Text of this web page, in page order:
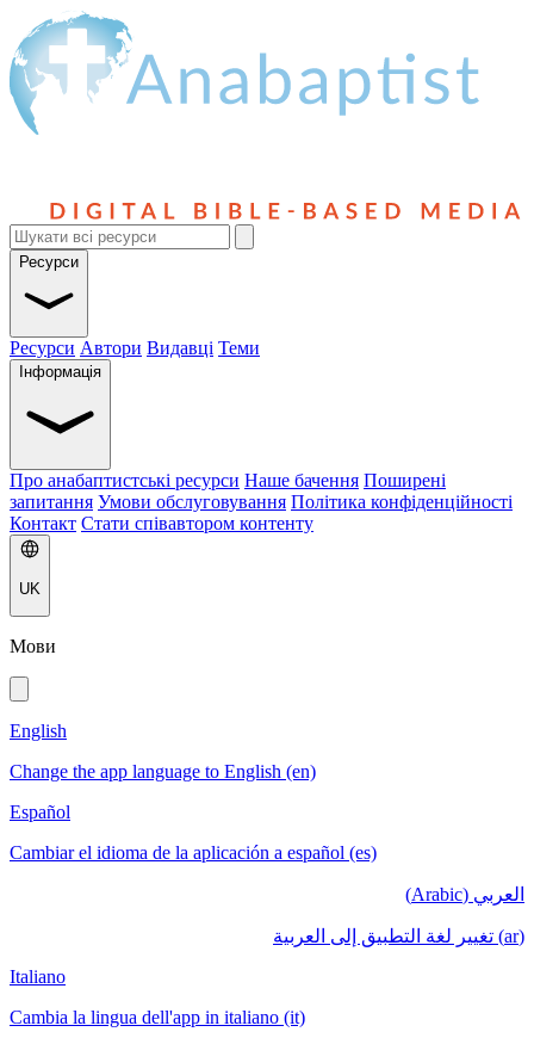
Ресурси
Ресурси Автори Видавці Теми
Інформація
Про анабаптистські ресурси Наше бачення Поширені
запитання Умови обслуговування Політика конфіденційності
Контакт Стати співавтором контенту
UK
Мови
English
Change the app language to English (en)
Español
Cambiar el idioma de la aplicación a español (es)
العربي (Arabic)
(ar) تغيير لغة التطبيق إلى العربية
Italiano
Cambia la lingua dell'app in italiano (it)